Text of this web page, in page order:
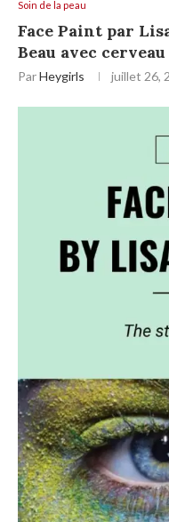
Soin de la peau
Face Paint par
Beau avec cerveau
ParHeygirls juillet 26,